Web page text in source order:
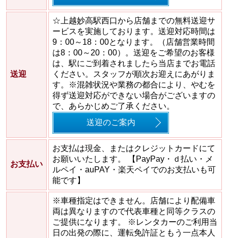
送迎
☆上越妙高駅西口から店舗までの無料送迎サ
ービスを実施しております。送迎対応時間は
9：00～18：00となります。（店舗営業時間
は8：00～20：00）。送迎をご希望のお客様
は、駅にご到着されましたら当店までお電話
ください。スタッフが順次お迎えにあがりま
す。※混雑状況や業務の都合により、やむを
得ず送迎対応ができない場合がございますの
で、あらかじめご了承ください。
送迎のご案内
お支払い
お支払は現金、またはクレジットカードにて
お願いいたします。 【PayPay・ｄ払い・メ
ルペイ・auPAY・楽天ペイでのお支払いも可
能です】
※車種指定はできません。店舗により配備車
両は異なりますので代表車種と同等クラスの
ご提供になります。 ※レンタカーのご利用当
日の出発の際に、運転免許証ともう一点本人